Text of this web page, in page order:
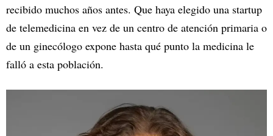
recibido muchos años antes. Que haya elegido una startup
de telemedicina en vez de un centro de atención primaria o
de un ginecólogo expone hasta qué punto la medicina le
falló a esta población.